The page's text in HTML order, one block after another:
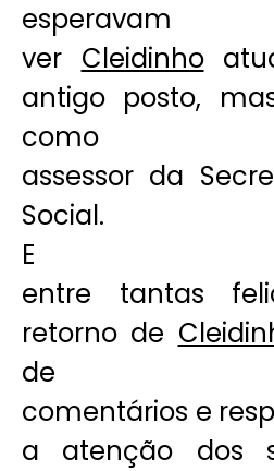
esperavam
ver Cleidinho
antigo posto,
como
assessor da
Social.
E
entre tantas
retorno de
de
comentários e
a atenção dos